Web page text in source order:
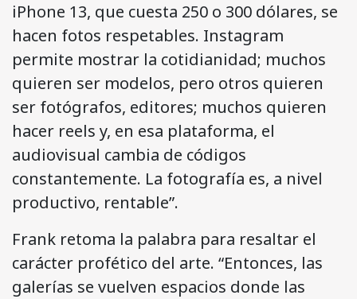
iPhone 13, que cuesta 250 o 300 dólares, se
hacen fotos respetables. Instagram
permite mostrar la cotidianidad; muchos
quieren ser modelos, pero otros quieren
ser fotógrafos, editores; muchos quieren
hacer reels y, en esa plataforma, el
audiovisual cambia de códigos
constantemente. La fotografía es, a nivel
productivo, rentable”.
Frank retoma la palabra para resaltar el
carácter profético del arte. “Entonces, las
galerías se vuelven espacios donde las